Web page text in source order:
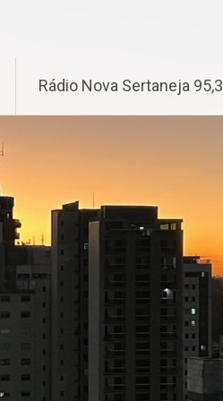
Rádio Nova Sertaneja 95,3